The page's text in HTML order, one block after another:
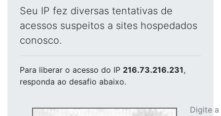
Seu IP fez diversas tentativas de
acessos suspeitos a sites hospedados
conosco.
Para liberar o acesso do IP 216.73.216.231,
responda ao desafio abaixo.
Digite